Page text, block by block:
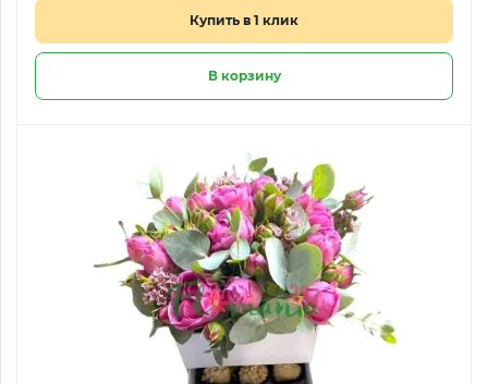
Купить в 1 клик
В корзину